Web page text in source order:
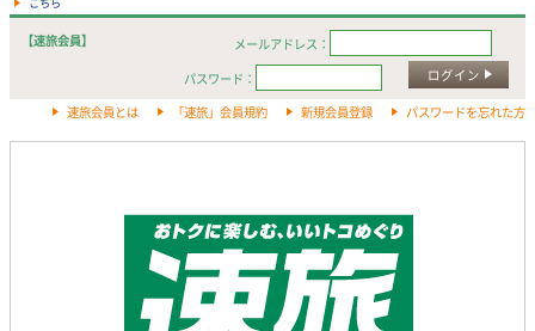
【速旅会員】
メールアドレス：
パスワード：
ログイン
速旅会員とは 「速旅」会員規約 新規会員登録 パスワードを忘れた方